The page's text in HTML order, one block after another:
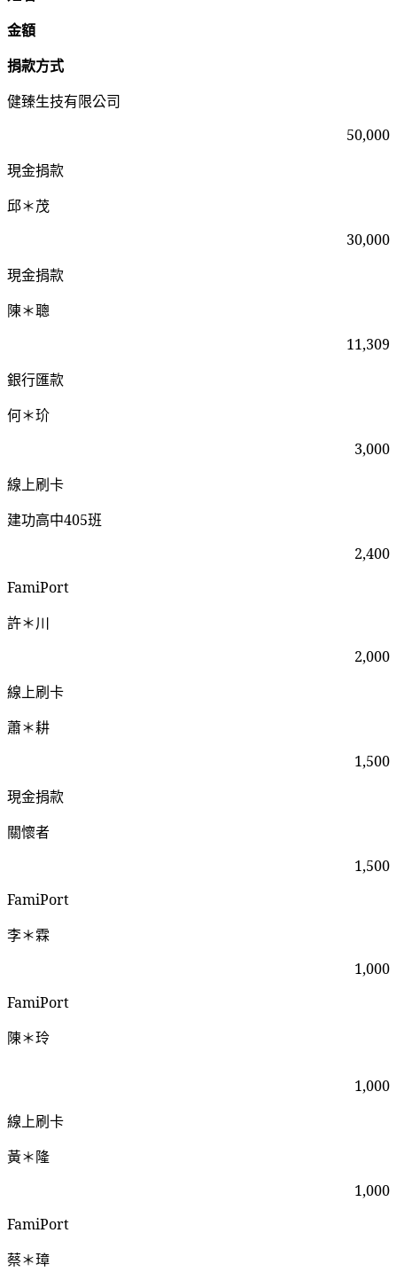
金額
捐款方式
健臻生技有限公司
50,000
現金捐款
邱＊茂
30,000
現金捐款
陳＊聰
11,309
銀行匯款
何＊玠
3,000
線上刷卡
建功高中405班
2,400
FamiPort
許＊川
2,000
線上刷卡
蕭＊耕
1,500
現金捐款
關懷者
1,500
FamiPort
李＊霖
1,000
FamiPort
陳＊玲
1,000
線上刷卡
黃＊隆
1,000
FamiPort
蔡＊璋